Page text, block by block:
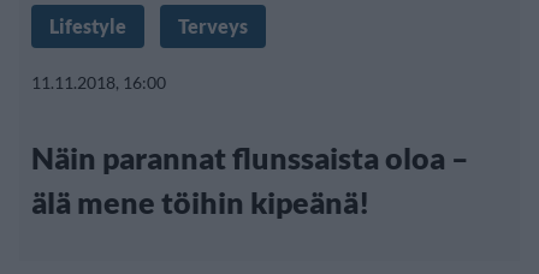
Lifestyle Terveys
11.11.2018, 16:00
Näin parannat flunssaista oloa –
älä mene töihin kipeänä!